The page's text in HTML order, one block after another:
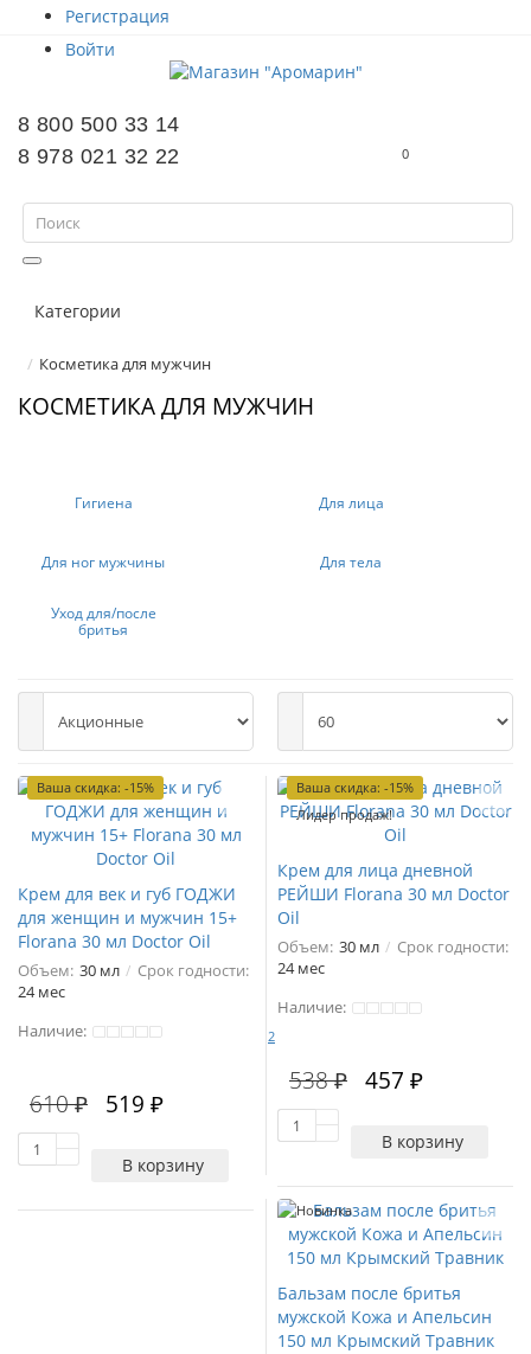
Регистрация
Войти
8 800 500 33 14
8 978 021 32 22
0
Категории
Косметика для мужчин
КОСМЕТИКА ДЛЯ МУЖЧИН
Гигиена Для лица
Для ног мужчины Для тела
Уход для/после
бритья
Ваша скидка: -15%
Крем для век и губ ГОДЖИ
для женщин и мужчин 15+
Florana 30 мл Doctor Oil
Объем: 30 мл
Срок годности:
24 мес
Наличие:
610 ₽ 519 ₽
В корзину
Ваша скидка: -15%
Лидер продаж!
Крем для лица дневной
РЕЙШИ Florana 30 мл Doctor
Oil
Объем: 30 мл
Срок годности:
24 мес
Наличие:
2
538 ₽ 457 ₽
В корзину
Новинка
Бальзам после бритья
мужской Кожа и Апельсин
150 мл Крымский Травник